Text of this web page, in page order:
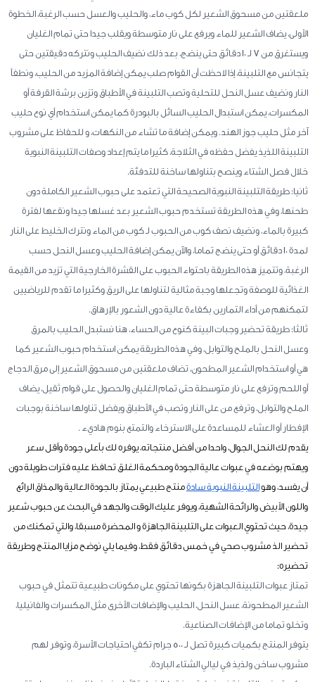
ملعقتين من مسحوق الشعير لكل كوب ماء، والحليب والعسل حسب الرغبة، الخطوة
الأولى، يضاف الشعير للماء ويرفع على نار متوسطة ويقلب جيدا حتى تمام الغليان
ويستغرق من 7 لـ 10 دقائق حتى ينضج، بعد ذلك نضيف الحليب ونتركه دقيقتين حتى
يتجانس مع التلبينة، إذا لاحظت أن القوام صلب يمكن إضافة المزيد من الحليب، ونطفأ
النار ونضيف عسل النحل للتحلية وتصب التلبينة في الأطباق وتزين برشة القرفة أو
المكسرات، يمكن استبدال الحليب السائل بالبودرة كما يمكن استخدام أي نوع حليب
آخر مثل حليب جوز الهند. ويمكن إضافة ما تشاء من النكهات، و للحفاظ على مشروب
التلبينة اللذيذ يفضل حفظه في الثلاجة، كثيرا ما يتم إعداد وصفات التلبينة النبوية
خلال فصل الشتاء وينصح بتناولها ساخنة للتدفئة.
ثانيا: طريقة التلبينة النبوية الصحيحة التي تعتمد على حبوب الشعير الكاملة دون
طحنها، وفي هذه الطريقة تستخدم حبوب الشعير بعد غسلها جيدا ونقعها لفترة
كبيرة بالماء، ونضيف نصف كوب من الحبوب لـ كوب من الماء ونترك الخليط على النار
لمدة 10 دقائق أو حتى ينضج تماما، والآن يمكن إضافة الحليب وعسل النحل حسب
الرغبة، وتتميز هذه الطريقة باحتواء الحبوب على القشرة الخارجية التي تزيد من القيمة
الغذائية للوصفة وتجعلها وجبة مثالية لتناولها على الريق وكثيرا ما تقدم للرياضيين
لتمكنهم من أداء التمارين بكفاءة عالية دون الشعور بالإرهاق.
ثالثا: طريقة تحضير وجبات البينة كنوع من الحساء، هنا نستبدل الحليب بالمرق
وعسل النحل بالملح والتوابل، وفي هذه الطريقة يمكن استخدام حبوب الشعير كما
هي أو استخدام الشعير المطحون، تضاف ملعقتين من مسحوق الشعير إلى مرق الدجاج
أو اللحم وترفع على نار متوسطة حتى تمام الغليان والحصول على قوام ثقيل، يضاف
الملح والتوابل، وترفع من على النار وتصب في الأطباق ويفضل تناولها ساخنة بوجبات
الإفطار أو العشاء للمساعدة على الاسترخاء والتمتع بنوم هاديء .
يقدم لك النحل الجوال، واحدا من أفضل منتجاته، يوفره لك بأعلى جودة وأقل سعر
ويهتم بوضعه في عبوات عالية الجودة ومحكمة الغلق تحافظ عليه فترات طويلة دون
أن يفسد، وهوالتلبينة النبوية سادةمنتج طبيعي يمتاز بالجودة العالية والمذاق الرائع
واللون الأبيض والرائحة الشهية، ويوفر عليك الوقت والجهد في البحث عن حبوب شعير
جيدة، حيث تحتوي العبوات على التلبينة الجاهزة و المحضرة مسبقا، والتي تمكنك من
تحضير الذ مشروب صحي في خمس دقائق فقط، وفيما يلي نوضح مزايا المنتج وطريقة
تحضيره:
تمتاز عبوات التلبينة الجاهزة بكونها تحتوي على مكونات طبيعية تتمثل في حبوب
الشعير المطحونة، عسل النحل، الحليب والإضافات الأخرى مثل المكسرات والفانيليا،
وتخلو تماما من الإضافات الصناعية.
يتوفر المنتج بكميات كبيرة تصل لـ 500 جرام تكفي احتياجات الأسرة، وتوفر لهم
مشروب ساخن ولذيذ في ليالي الشتاء الباردة.